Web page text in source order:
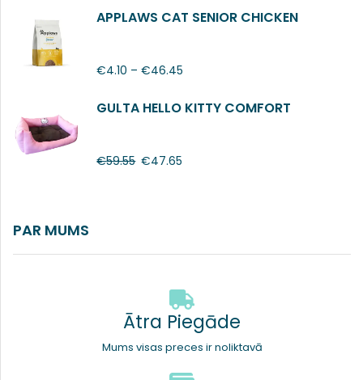
APPLAWS CAT SENIOR CHICKEN
€4.10 – €46.45
GULTA HELLO KITTY COMFORT
€59.55 €47.65
PAR MUMS
Ātra Piegāde
Mums visas preces ir noliktavā